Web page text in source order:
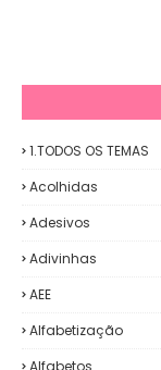
1.TODOS OS TEMAS
Acolhidas
Adesivos
Adivinhas
AEE
Alfabetização
Alfabetos